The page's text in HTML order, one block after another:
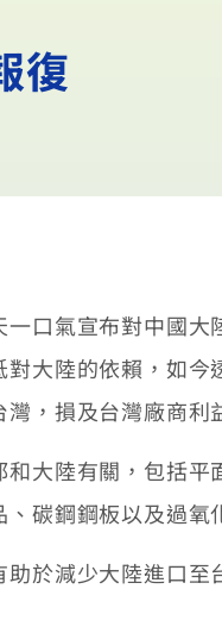
復
口氣宣布對中國
大陸的依賴，如今
，損及台灣廠商利
大陸有關，包括
碳鋼鋼板以及過氧
於減少大陸進口